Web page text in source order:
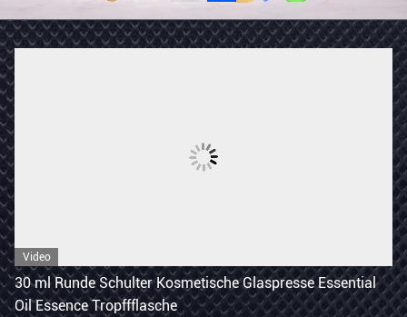
Video
30 ml Runde Schulter Kosmetische Glaspresse Essential
Oil Essence Tropffflasche